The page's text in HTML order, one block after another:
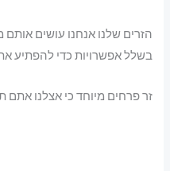
הזרים שלנו אנחנו עושים
בשלל אפשרויות כדי להפתיע
זר פרחים מיוחד כי אצלנו אתם